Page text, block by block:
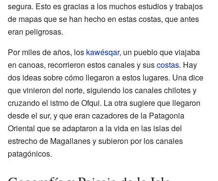
segura. Esto es gracias a los muchos estudios y trabajos
de mapas que se han hecho en estas costas, que antes
eran peligrosas.
Por miles de años, los kawésqar, un pueblo que viajaba
en canoas, recorrieron estos canales y suscostas. Hay
dos ideas sobre cómo llegaron a estos lugares. Una dice
que vinieron del norte, siguiendo los canales chilotes y
cruzando el istmo de Ofqui. La otra sugiere que llegaron
desde el sur, y que eran cazadores de la Patagonia
Oriental que se adaptaron a la vida en las islas del
estrecho de Magallanes y subieron por los canales
patagónicos.